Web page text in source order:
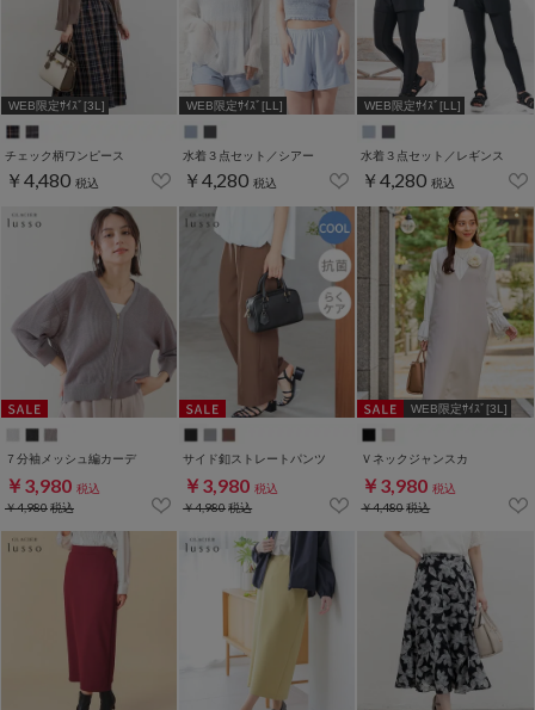
WEB限定ｻｲｽﾞ[3L]
チェック柄ワンピース
￥4,480 税込
WEB限定ｻｲｽﾞ[LL]
水着３点セット／シアー
￥4,280 税込
WEB限定ｻｲｽﾞ[LL]
水着３点セット／レギンス
￥4,280 税込
７分袖メッシュ編カーデ
￥3,980 税込
￥4,980税込
サイド釦ストレートパンツ
￥3,980 税込
￥4,980税込
WEB限定ｻｲｽﾞ[3L]
Ｖネックジャンスカ
￥3,980 税込
￥4,480税込